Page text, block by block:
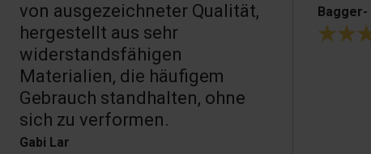
von ausgezeichneter Qualität,
hergestellt aus sehr
widerstandsfähigen
Materialien, die häufigem
Gebrauch standhalten, ohne
sich zu verformen.
Gabi Lar
Bagger-